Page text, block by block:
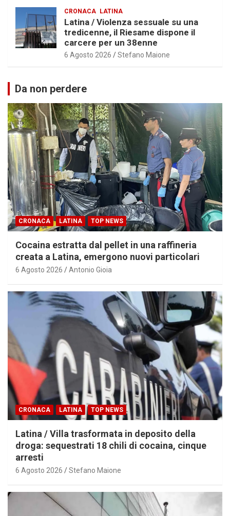
CRONACA LATINA
Latina / Violenza sessuale su una
tredicenne, il Riesame dispone il
carcere per un 38enne
6 Agosto 2026 Stefano Maione
Da non perdere
CRONACA LATINA TOP NEWS
Cocaina estratta dal pellet in una raffineria
creata a Latina, emergono nuovi particolari
6 Agosto 2026 Antonio Gioia
CRONACA LATINA TOP NEWS
Latina / Villa trasformata in deposito della
droga: sequestrati 18 chili di cocaina, cinque
arresti
6 Agosto 2026 Stefano Maione